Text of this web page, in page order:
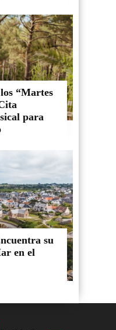
“Martes
para
su
en el